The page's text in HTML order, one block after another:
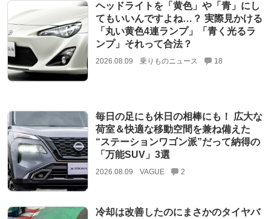
ヘッドライトを「黄色」や「青」にし
てもいいんですよね…？ 実際見かける
「丸い黄色4連ランプ」「青く光るラ
ンプ」それって合法？
2026.08.09 乗りものニュース 18
毎日の足にも休日の相棒にも！ 広大な
荷室＆快適な移動空間を兼ね備えた
“ステーションワゴン派”だって納得の
「万能SUV」3選
2026.08.09 VAGUE 2
冷却は改善したのにまさかのタイヤバ